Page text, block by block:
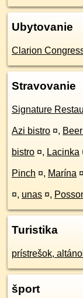
Ubytovanie
Clarion
Stravovanie
Signature
Azi bistro ¤,
bistro ¤, Lacinka
Pinch ¤, Marína ¤
¤, unas ¤,
Turistika
prístrešok,
šport